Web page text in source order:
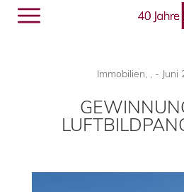
Immobilien, , - Juni